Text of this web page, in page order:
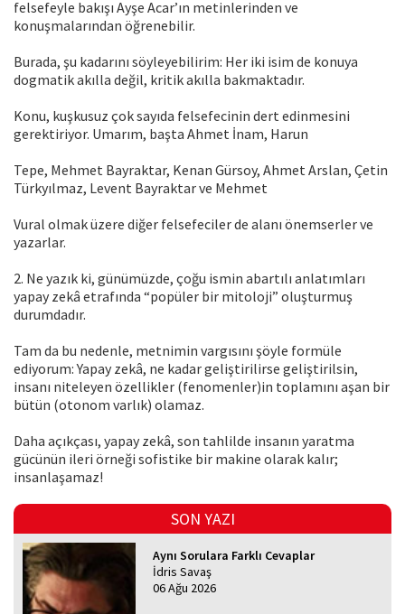
felsefeyle bakışı Ayşe Acar’ın metinlerinden ve
konuşmalarından öğrenebilir.
Burada, şu kadarını söyleyebilirim: Her iki isim de konuya
dogmatik akılla değil, kritik akılla bakmaktadır.
Konu, kuşkusuz çok sayıda felsefecinin dert edinmesini
gerektiriyor. Umarım, başta Ahmet İnam, Harun
Tepe, Mehmet Bayraktar, Kenan Gürsoy, Ahmet Arslan, Çetin
Türkyılmaz, Levent Bayraktar ve Mehmet
Vural olmak üzere diğer felsefeciler de alanı önemserler ve
yazarlar.
2. Ne yazık ki, günümüzde, çoğu ismin abartılı anlatımları
yapay zekâ etrafında “popüler bir mitoloji” oluşturmuş
durumdadır.
Tam da bu nedenle, metnimin vargısını şöyle formüle
ediyorum: Yapay zekâ, ne kadar geliştirilirse geliştirilsin,
insanı niteleyen özellikler (fenomenler)in toplamını aşan bir
bütün (otonom varlık) olamaz.
Daha açıkçası, yapay zekâ, son tahlilde insanın yaratma
gücünün ileri örneği sofistike bir makine olarak kalır;
insanlaşamaz!
SON YAZI
Aynı Sorulara Farklı Cevaplar
İdris Savaş
06 Ağu 2026